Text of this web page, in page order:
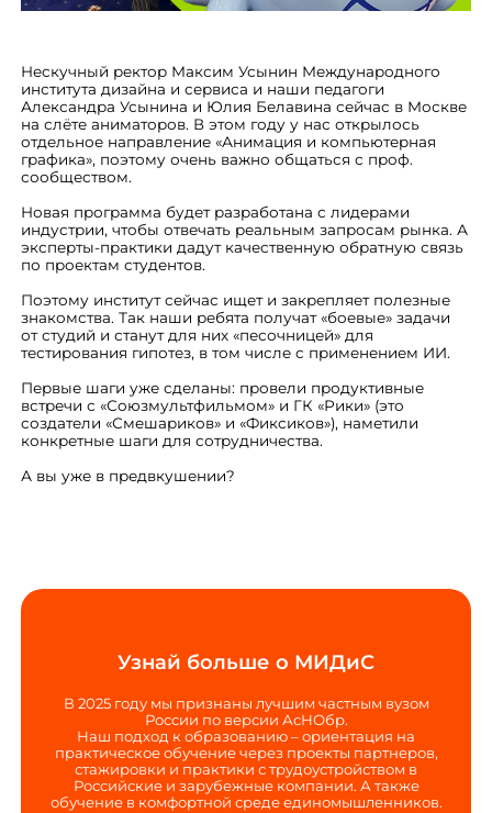
Нескучный ректор Максим Усынин Международного
института дизайна и сервиса и наши педагоги
Александра Усынина и Юлия Белавина сейчас в Москве
на слёте аниматоров. В этом году у нас открылось
отдельное направление «Анимация и компьютерная
графика», поэтому очень важно общаться с проф.
сообществом.
Новая программа будет разработана с лидерами
индустрии, чтобы отвечать реальным запросам рынка. А
эксперты-практики дадут качественную обратную связь
по проектам студентов.
Поэтому институт сейчас ищет и закрепляет полезные
знакомства. Так наши ребята получат «боевые» задачи
от студий и станут для них «песочницей» для
тестирования гипотез, в том числе с применением ИИ.
Первые шаги уже сделаны: провели продуктивные
встречи с «Союзмультфильмом» и ГК «Рики» (это
создатели «Смешариков» и «Фиксиков»), наметили
конкретные шаги для сотрудничества.
А вы уже в предвкушении?
Узнай больше о МИДиС
В 2025 году мы признаны лучшим частным вузом
России по версии АсНОбр.
Наш подход к образованию – ориентация на
практическое обучение через проекты партнеров,
стажировки и практики с трудоустройством в
Российские и зарубежные компании. А также
обучение в комфортной среде единомышленников.